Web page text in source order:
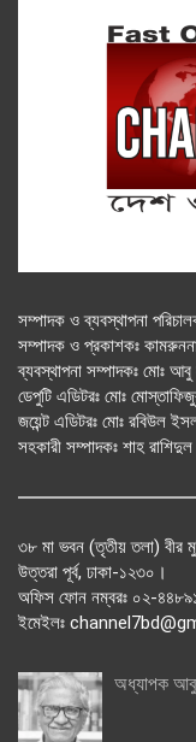
সম্পাদক ও ব্যবস্থাপনা
সম্পাদক ও প্রকাশকঃ
ব্যবস্থাপনা সম্পাদকঃ মোঃ আবু
ডেপুটি এডিটরঃ মোঃ
জয়েন্ট এডিটরঃ মোঃ রবিউল
সহকারী সম্পাদকঃ শাহ
৩৮ মা ভবন (তৃতীয় তলা) বীর
উত্তরা পূর্ব, ঢাকা-১২৩০।
অফিস ফোন নম্বরঃ ০২-
ইমেইলঃ
অধ্যাপক